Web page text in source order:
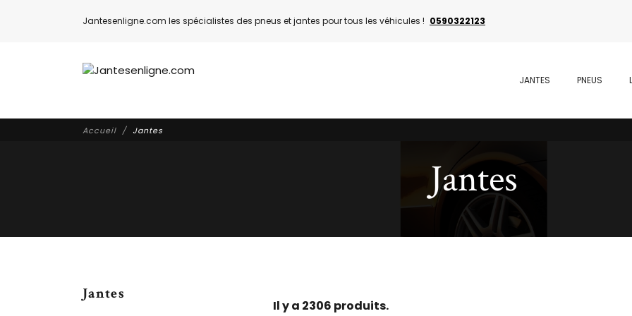
Jantesenligne.com les spécialistes des pneus et jantes pour tous les véhicules ! 0590322123
JANTES PNEUS
Accueil Jantes
Jantes
Jantes
Il y a 2306 produits.